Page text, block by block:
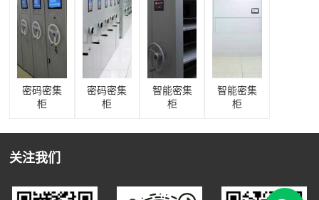
密码密集
柜
密码密集
柜
智能密集
柜
智能密集
柜
关注我们